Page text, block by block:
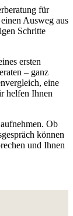
für
Ausweg aus
Schritte
ersten
– ganz
eine
helfen Ihnen
Ob
können
und Ihnen